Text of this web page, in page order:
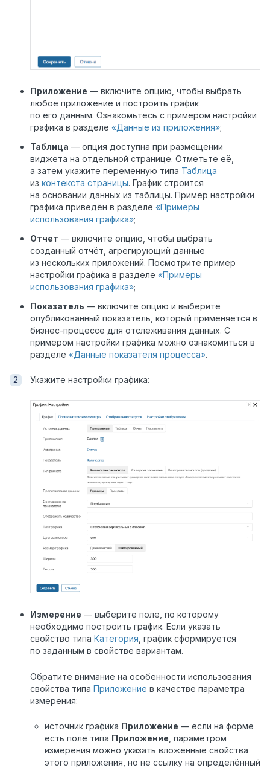
Приложение — включите опцию, чтобы выбрать
любое приложение и построить график
по его данным. Ознакомьтесь с примером настройки
графика в разделе «Данные из приложения»;
Таблица — опция доступна при размещении
виджета на отдельной странице. Отметьте её,
а затем укажите переменную типа Таблица
из контекста страницы. График строится
на основании данных из таблицы. Пример настройки
графика приведён в разделе «Примеры
использования графика»;
Отчет — включите опцию, чтобы выбрать
созданный отчёт, агрегирующий данные
из нескольких приложений. Посмотрите пример
настройки графика в разделе «Примеры
использования графика»;
Показатель — включите опцию и выберите
опубликованный показатель, который применяется в
бизнес-процессе для отслеживания данных. С
примером настройки графика можно ознакомиться в
разделе «Данные показателя процесса».
Укажите настройки графика:
Измерение — выберите поле, по которому
необходимо построить график. Если указать
свойство типа Категория , график сформируется
по заданным в свойстве вариантам.
Обратите внимание на особенности использования
свойства типа Приложение в качестве параметра
измерения:
источник графика Приложение — если на форме
есть поле типа Приложение , параметром
измерения можно указать вложенные свойства
этого приложения, но не ссылку на определённый